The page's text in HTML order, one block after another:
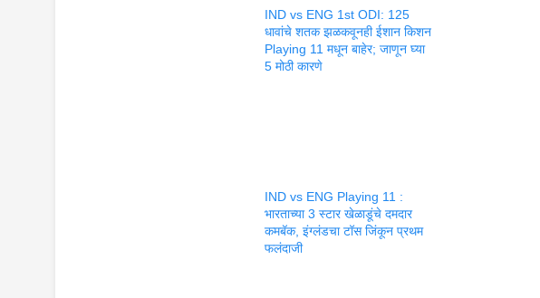
IND vs ENG 1st ODI: 125
धावांचे शतक झळकवूनही ईशान किशन
Playing 11 मधून बाहेर; जाणून घ्या
5 मोठी कारणे
IND vs ENG Playing 11 :
भारताच्या 3 स्टार खेळाडूंचे दमदार
कमबॅक, इंग्लंडचा टॉस जिंकून प्रथम
फलंदाजी